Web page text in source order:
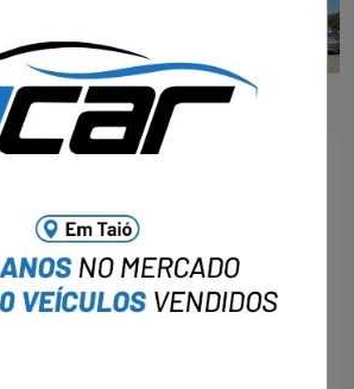
Taió